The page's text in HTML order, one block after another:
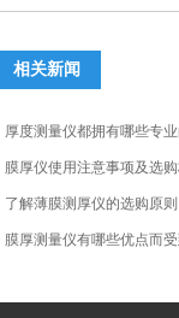
相关新闻
厚度测量仪都拥有哪些专
膜厚仪使用注意事项及选
了解薄膜测厚仪的选购原
膜厚测量仪有哪些优点而